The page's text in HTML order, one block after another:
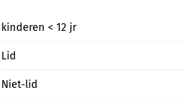
kinderen < 12 jr
Lid
Niet-lid